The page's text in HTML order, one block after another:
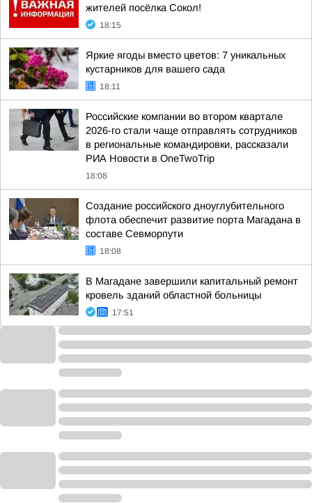
жителей посёлка Сокол!
18:15
Яркие ягоды вместо цветов: 7 уникальных
кустарников для вашего сада
18:11
Российские компании во втором квартале
2026-го стали чаще отправлять сотрудников
в региональные командировки, рассказали
РИА Новости в OneTwoTrip
18:08
Создание российского дноуглубительного
флота обеспечит развитие порта Магадана в
составе Севморпути
18:08
В Магадане завершили капитальный ремонт
кровель зданий областной больницы
17:51